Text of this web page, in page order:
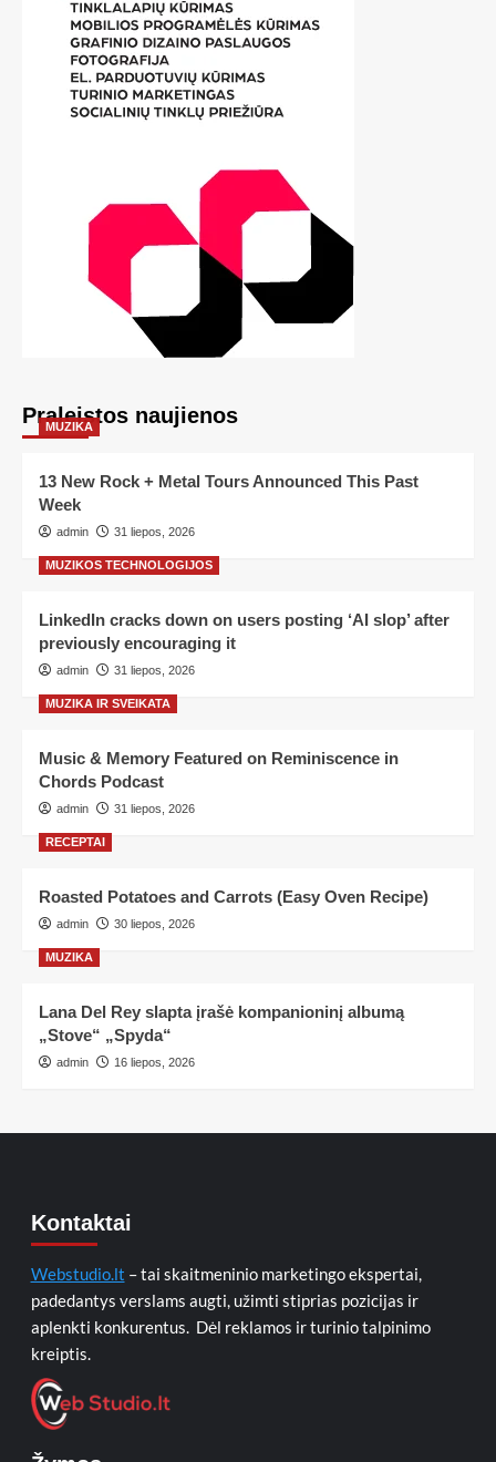
Praleistos naujienos
MUZIKA
13 New Rock + Metal Tours Announced This Past
Week
admin 31 liepos, 2026
MUZIKOS TECHNOLOGIJOS
LinkedIn cracks down on users posting ‘AI slop’ after
previously encouraging it
admin 31 liepos, 2026
MUZIKA IR SVEIKATA
Music & Memory Featured on Reminiscence in
Chords Podcast
admin 31 liepos, 2026
RECEPTAI
Roasted Potatoes and Carrots (Easy Oven Recipe)
admin 30 liepos, 2026
MUZIKA
Lana Del Rey slapta įrašė kompanioninį albumą
„Stove“ „Spyda“
admin 16 liepos, 2026
Kontaktai
Webstudio.lt – tai skaitmeninio marketingo ekspertai,
padedantys verslams augti, užimti stiprias pozicijas ir
aplenkti konkurentus. Dėl reklamos ir turinio talpinimo
kreiptis.